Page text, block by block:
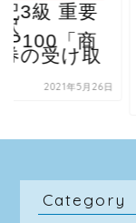
3級 重要
「商
の受け取
2021年5月26日
Category